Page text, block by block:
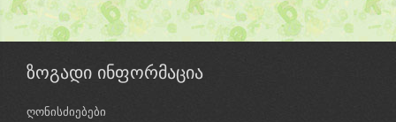
ზოგადი ინფორმაცია
ღონისძიებები